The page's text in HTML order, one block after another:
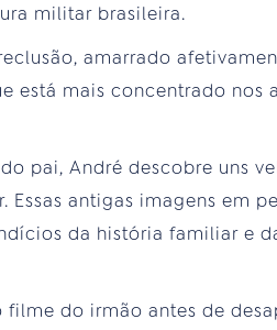
militar brasileira.
amarrado
está mais concentrado nos
pai, André descobre uns
Essas antigas imagens em
da história familiar e
do irmão antes de